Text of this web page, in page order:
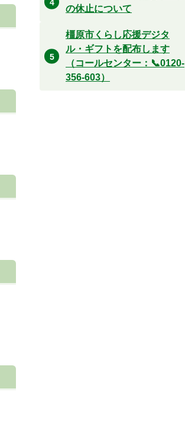
の休止について
橿原市くらし応援デジタ
ル・ギフトを配布します
（コールセンター：📞0120-
356-603）